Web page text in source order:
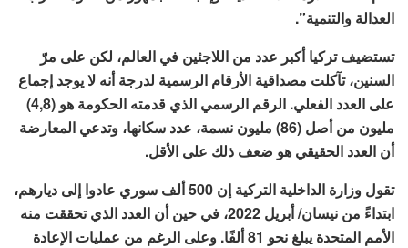
العدالة والتنمية”.
تستضيف تركيا أكبر عدد من اللاجئين في العالم، لكن على مرّ
السنين، تآكلت مصداقية الأرقام الرسمية لدرجة أنه لا يوجد إجماع
على العدد الفعلي. الرقم الرسمي الذي قدمته الحكومة هو (4,8)
مليون من أصل (86) مليون نسمة، عدد سكانها، وتدعي المعارضة
أن العدد الحقيقي هو ضعف ذلك على الأقل.
تقول وزارة الداخلية التركية إن 500 ألف سوري عادوا إلى ديارهم،
ابتداءً من نيسان/ أبريل 2022، في حين أن العدد الذي تحققت منه
الأمم المتحدة يبلغ نحو 81 ألفًا. وعلى الرغم من عمليات الإعادة